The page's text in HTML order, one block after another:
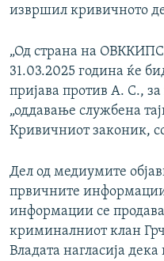
извршил кривичното
„Од страна на
31.03.2025 година ќе
пријава против А. С.,
„оддавање службена
Кривичниот законик,
Дел од медиумите
првичните
информации се
криминалниот клан
Владата нагласија дека